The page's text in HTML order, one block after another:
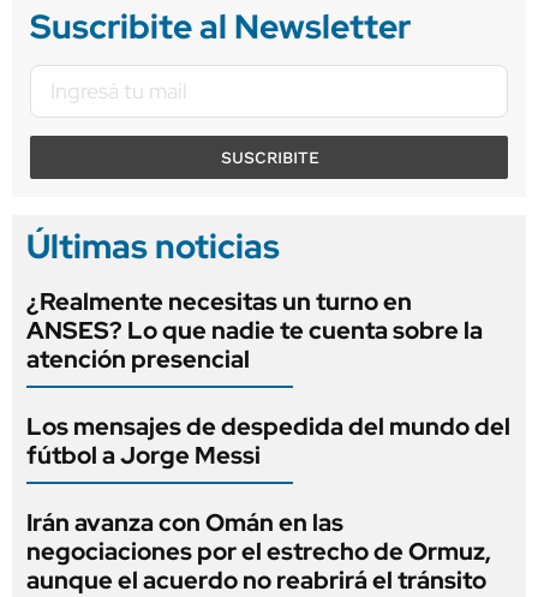
Suscribite al Newsletter
SUSCRIBITE
Últimas noticias
¿Realmente necesitas un turno en
ANSES? Lo que nadie te cuenta sobre la
atención presencial
Los mensajes de despedida del mundo del
fútbol a Jorge Messi
Irán avanza con Omán en las
negociaciones por el estrecho de Ormuz,
aunque el acuerdo no reabrirá el tránsito